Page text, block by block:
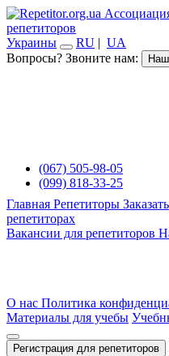
репетиторов
Украины
RU | UA
Вопросы? Звоните нам:
(067) 505-98-05
(099) 818-33-25
Главная Репетиторы
репетиторах
Вакансии для репетиторов
О нас Политика
Материалы для учебы
Регистрация для репетиторов